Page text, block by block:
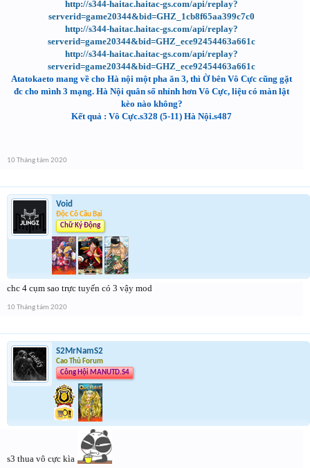
http://s344-haitac.haitac-gs.com/api/replay?
serverid=game20344&bid=GHZ_1cb8f65aa399c7c0
http://s344-haitac.haitac-gs.com/api/replay?
serverid=game20344&bid=GHZ_ece92454463a661c
http://s344-haitac.haitac-gs.com/api/replay?
serverid=game20344&bid=GHZ_ece92454463a661c
Atatokaeto mang về cho Hà nội một pha ăn 3, thì Ờ bên Vô Cực cũng gặt
đc cho mình 3 mạng. Hà Nội quân số nhỉnh hơn Vô Cực, liệu có màn lật
kèo nào không?
Kết quả : Vô Cực.s328 (5-11) Hà Nội.s487
10 Tháng tám 2020
Void
Độc Cô Cầu Bại
Chữ Ký Động
chc 4 cụm sao trực tuyến có 3 vậy mod
10 Tháng tám 2020
S2MrNamS2
Cao Thủ Forum
Công Hội MANUTD.S4
s3 thua vô cực kìa